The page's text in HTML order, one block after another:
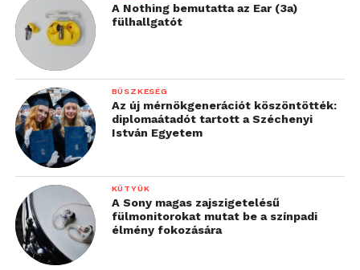
A Nothing bemutatta az Ear (3a)
fülhallgatót
BÜSZKESÉG
Az új mérnökgenerációt köszöntötték:
diplomaátadót tartott a Széchenyi
István Egyetem
KÜTYÜK
A Sony magas zajszigetelésű
fülmonitorokat mutat be a színpadi
élmény fokozására